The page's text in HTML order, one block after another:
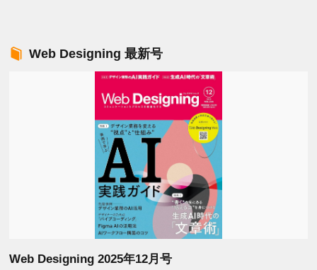
Web Designing 最新号
Web Designing 2025年12月号